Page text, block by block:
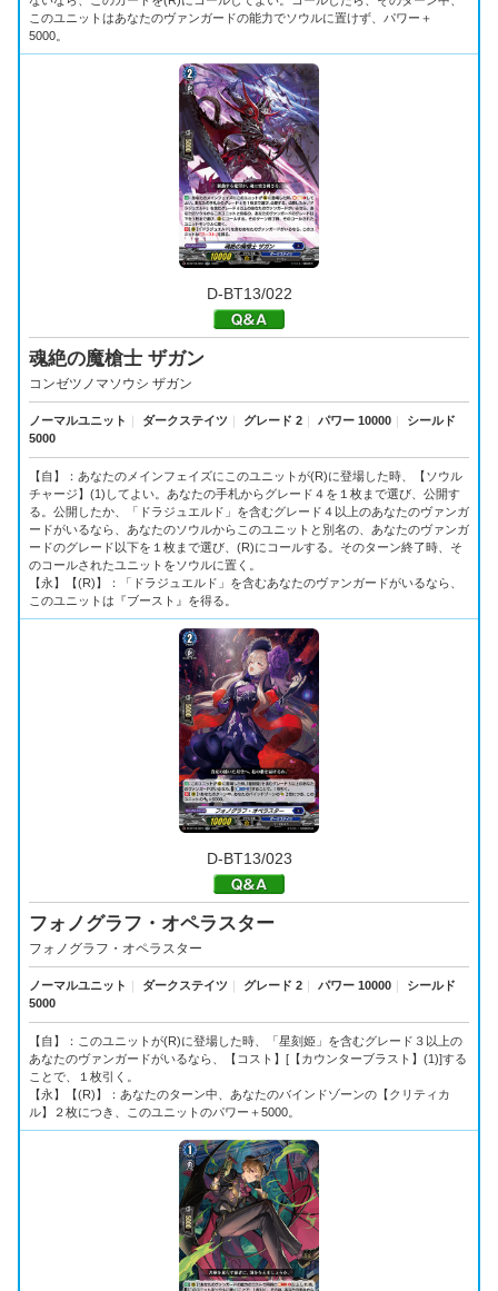
このユニットはあなたのヴァンガードの能力でソウルに置けず、パワー＋
5000。
D-BT13/022
魂絶の魔槍士 ザガン
コンゼツノマソウシ ザガン
ノーマルユニット ダークステイツ グレード 2 パワー 10000
シールド
5000
【自】：あなたのメインフェイズにこのユニットが(R)に登場した時、【ソウル
チャージ】(1)してよい。あなたの手札からグレード４を１枚まで選び、公開す
る。公開したか、「ドラジュエルド」を含むグレード４以上のあなたのヴァンガ
ードがいるなら、あなたのソウルからこのユニットと別名の、あなたのヴァンガ
ードのグレード以下を１枚まで選び、(R)にコールする。そのターン終了時、そ
のコールされたユニットをソウルに置く。
【永】【(R)】：「ドラジュエルド」を含むあなたのヴァンガードがいるなら、
このユニットは『ブースト』を得る。
D-BT13/023
フォノグラフ・オペラスター
フォノグラフ・オペラスター
ノーマルユニット ダークステイツ グレード 2 パワー 10000
シールド
5000
【自】：このユニットが(R)に登場した時、「星刻姫」を含むグレード３以上の
あなたのヴァンガードがいるなら、【コスト】[【カウンターブラスト】(1)]する
ことで、１枚引く。
【永】【(R)】：あなたのターン中、あなたのバインドゾーンの【クリティカ
ル】２枚につき、このユニットのパワー＋5000。